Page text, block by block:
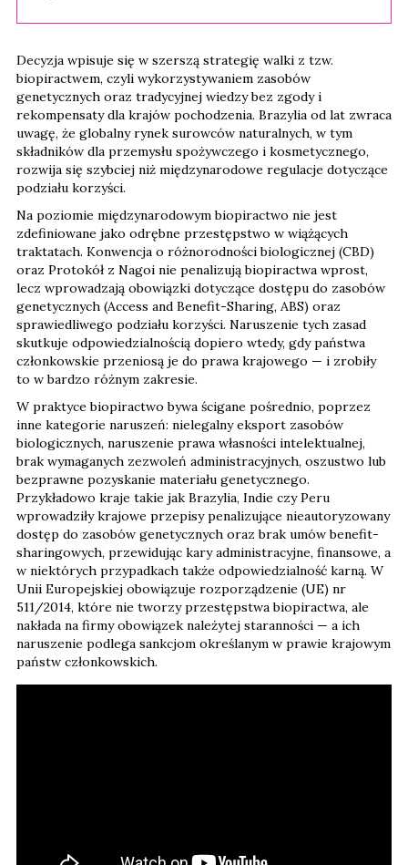
Decyzja wpisuje się w szerszą strategię walki z tzw.
biopiractwem, czyli wykorzystywaniem zasobów
genetycznych oraz tradycyjnej wiedzy bez zgody i
rekompensaty dla krajów pochodzenia. Brazylia od lat zwraca
uwagę, że globalny rynek surowców naturalnych, w tym
składników dla przemysłu spożywczego i kosmetycznego,
rozwija się szybciej niż międzynarodowe regulacje dotyczące
podziału korzyści.
Na poziomie międzynarodowym biopiractwo nie jest
zdefiniowane jako odrębne przestępstwo w wiążących
traktatach. Konwencja o różnorodności biologicznej (CBD)
oraz Protokół z Nagoi nie penalizują biopiractwa wprost,
lecz wprowadzają obowiązki dotyczące dostępu do zasobów
genetycznych (Access and Benefit-Sharing, ABS) oraz
sprawiedliwego podziału korzyści. Naruszenie tych zasad
skutkuje odpowiedzialnością dopiero wtedy, gdy państwa
członkowskie przeniosą je do prawa krajowego — i zrobiły
to w bardzo różnym zakresie.
W praktyce biopiractwo bywa ścigane pośrednio, poprzez
inne kategorie naruszeń: nielegalny eksport zasobów
biologicznych, naruszenie prawa własności intelektualnej,
brak wymaganych zezwoleń administracyjnych, oszustwo lub
bezprawne pozyskanie materiału genetycznego.
Przykładowo kraje takie jak Brazylia, Indie czy Peru
wprowadziły krajowe przepisy penalizujące nieautoryzowany
dostęp do zasobów genetycznych oraz brak umów benefit-
sharingowych, przewidując kary administracyjne, finansowe, a
w niektórych przypadkach także odpowiedzialność karną. W
Unii Europejskiej obowiązuje rozporządzenie (UE) nr
511/2014, które nie tworzy przestępstwa biopiractwa, ale
nakłada na firmy obowiązek należytej staranności — a ich
naruszenie podlega sankcjom określanym w prawie krajowym
państw członkowskich.